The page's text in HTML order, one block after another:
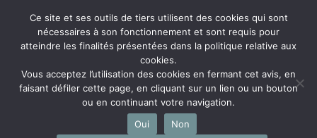
Menu
Ce site et ses outils de tiers utilisent des cookies qui sont
nécessaires à son fonctionnement et sont requis pour
atteindre les finalités présentées dans la politique relative aux
cookies.
Vous acceptez l’utilisation des cookies en fermant cet avis, en
faisant défiler cette page, en cliquant sur un lien ou un bouton
ou en continuant votre navigation.
Oui
Non